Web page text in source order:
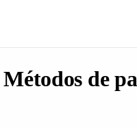
Métodos de